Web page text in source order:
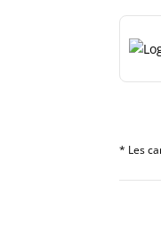
* Les